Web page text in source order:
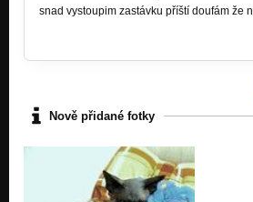
snad vystoupim zastávku příští doufám že
Nově přidané fotky